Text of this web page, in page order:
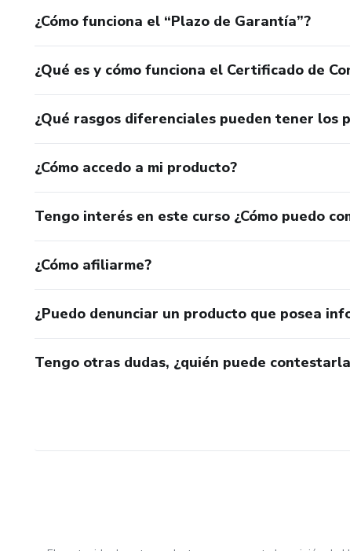
¿Cómo funciona el “Plazo de Garantía”?
¿Qué es y cómo funciona el Certificado de
¿Qué rasgos diferenciales pueden tener los
¿Cómo accedo a mi producto?
Tengo interés en este curso ¿Cómo puedo
¿Cómo afiliarme?
¿Puedo denunciar un producto que posea
Tengo otras dudas, ¿quién puede